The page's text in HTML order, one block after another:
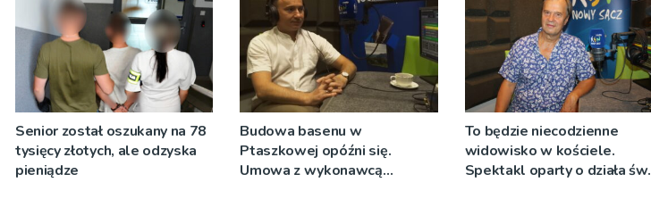
Senior został oszukany na 78
tysięcy złotych, ale odzyska
pieniądze
Budowa basenu w
Ptaszkowej opóźni się.
Umowa z wykonawcą
To będzie niecodzienne
widowisko w kościele.
Spektakl oparty o działa św.